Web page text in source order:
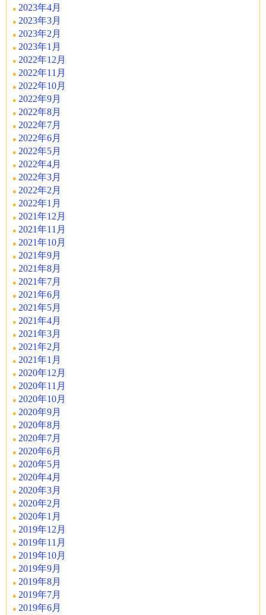
2023年4月
2023年3月
2023年2月
2023年1月
2022年12月
2022年11月
2022年10月
2022年9月
2022年8月
2022年7月
2022年6月
2022年5月
2022年4月
2022年3月
2022年2月
2022年1月
2021年12月
2021年11月
2021年10月
2021年9月
2021年8月
2021年7月
2021年6月
2021年5月
2021年4月
2021年3月
2021年2月
2021年1月
2020年12月
2020年11月
2020年10月
2020年9月
2020年8月
2020年7月
2020年6月
2020年5月
2020年4月
2020年3月
2020年2月
2020年1月
2019年12月
2019年11月
2019年10月
2019年9月
2019年8月
2019年7月
2019年6月